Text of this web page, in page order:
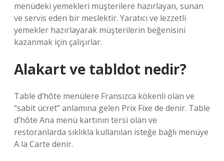
menüdeki yemekleri müşterilere hazırlayan, sunan
ve servis eden bir meslektir. Yaratıcı ve lezzetli
yemekler hazırlayarak müşterilerin beğenisini
kazanmak için çalışırlar.
Alakart ve tabldot nedir?
Table d’hôte menülere Fransızca kökenli olan ve
“sabit ücret” anlamına gelen Prix Fixe de denir. Table
d’hôte Ana menü kartının tersi olan ve
restoranlarda sıklıkla kullanılan isteğe bağlı menüye
A la Carte denir.